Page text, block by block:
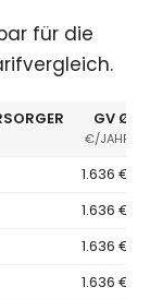
für die
GV Ø
€/JAHR
1.636 €
1.636 €
1.636 €
1.636 €